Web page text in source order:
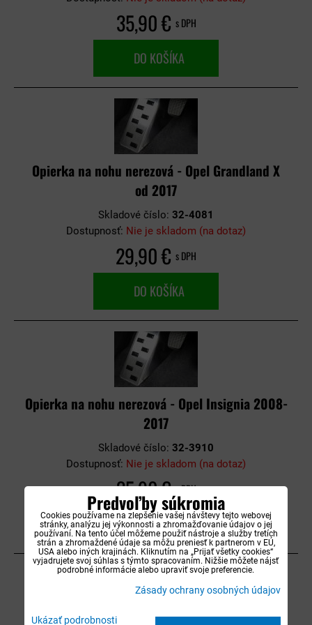
35,90 € s DPH
DO KOŠÍKA
Opierka na nohu nerezová - Opel Grandland X
od 2017
Skladové číslo: 32-4081
Dostupnosť: Nie je skladom (na dotaz)
29,90 € s DPH
DO KOŠÍKA
Opierka na nohu nerezová - Opel Insignia 2008-
2017
Skladové číslo: 32-3910
Dostupnosť: Nie je skladom (na dotaz)
35,90 €s DPH
DO KOŠÍKA
Predvoľby súkromia
Cookies používame na zlepšenie vašej návštevy tejto webovej
stránky, analýzu jej výkonnosti a zhromažďovanie údajov o jej
používaní. Na tento účel môžeme použiť nástroje a služby tretích
strán a zhromaždené údaje sa môžu preniesť k partnerom v EÚ,
USA alebo iných krajinách. Kliknutím na „Prijať všetky cookies“
vyjadrujete svoj súhlas s týmto spracovaním. Nižšie môžete nájsť
podrobné informácie alebo upraviť svoje preferencie.
Zásady ochrany osobných údajov
Ukázať podrobnosti